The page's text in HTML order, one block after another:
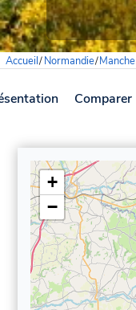
Accueil/Normandie/Manche
Comparer
+
−